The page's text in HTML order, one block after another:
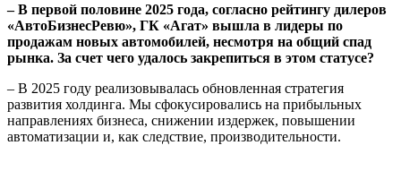
– В первой половине 2025 года, согласно рейтингу дилеров
«АвтоБизнесРевю», ГК «Агат» вышла в лидеры по
продажам новых автомобилей, несмотря на общий спад
рынка. За счет чего удалось закрепиться в этом статусе?
– В 2025 году реализовывалась обновленная стратегия
развития холдинга. Мы сфокусировались на прибыльных
направлениях бизнеса, снижении издержек, повышении
автоматизации и, как следствие, производительности.